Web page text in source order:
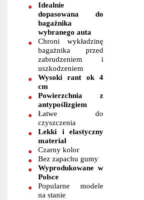
Idealnie
dopasowana do
bagażnika
wybranego auta
Chroni wykładzinę
bagażnika przed
zabrudzeniem i
uszkodzeniem
Wysoki rant ok 4
cm
Powierzchnia z
antypoślizgiem
Łatwe do
czyszczenia
Lekki i elastyczny
materiał
Czarny kolor
Bez zapachu gumy
Wyprodukowane w
Polsce
Popularne modele
na stanie